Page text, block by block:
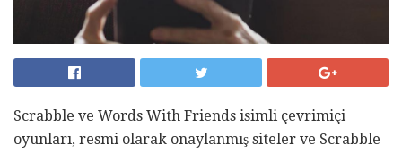
Scrabble ve Words With Friends isimli çevrimiçi
oyunları, resmi olarak onaylanmış siteler ve Scrabble